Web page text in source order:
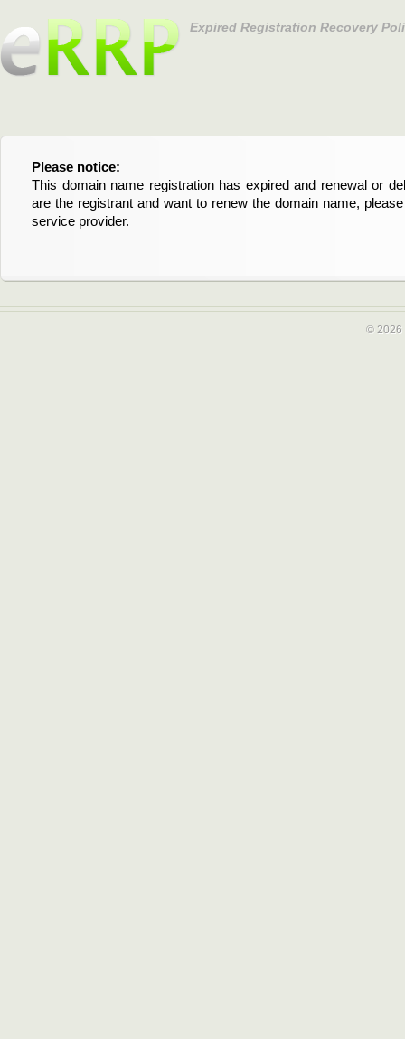
Expired Registration Recovery
Please notice:
This domain name registration has expired and renewal or
are the registrant and want to renew the domain name,
service provider.
Bitte beachten Sie:
Diese Domainregistrierung ist abgelaufen und die
Domain stehen an. Wenn Sie der Registrant sind und
verlängern möchten, kontaktieren Sie bitte Ihren Service-
© 2026